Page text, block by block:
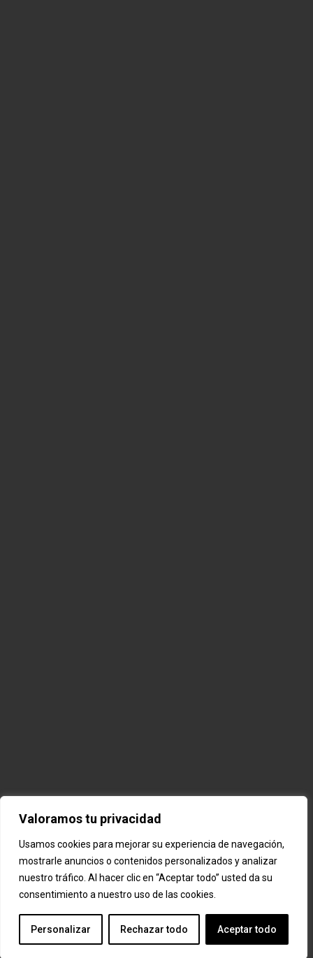
Valoramos tu privacidad
Usamos cookies para mejorar su experiencia de navegación,
mostrarle anuncios o contenidos personalizados y analizar
nuestro tráfico. Al hacer clic en “Aceptar todo” usted da su
consentimiento a nuestro uso de las cookies.
Personalizar Rechazar todo Aceptar todo